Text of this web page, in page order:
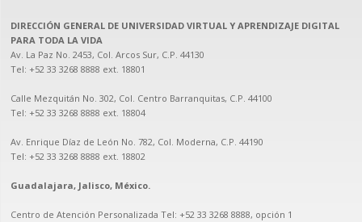
DIRECCIÓN GENERAL DE UNIVERSIDAD VIRTUAL Y APRENDIZAJE DIGITAL
PARA TODA LA VIDA
Av. La Paz No. 2453, Col. Arcos Sur, C.P. 44130
Tel: +52 33 3268 8888‏ ext. 18801
Calle Mezquitán No. 302, Col. Centro Barranquitas, C.P. 44100
Tel: +52 33 3268 8888‏ ext. 18804
Av. Enrique Díaz de León No. 782, Col. Moderna, C.P. 44190
Tel: +52 33 3268 8888‏ ext. 18802
Guadalajara, Jalisco, México.
Centro de Atención Personalizada Tel: ‎+52 33 3268‎ 8888, opción 1